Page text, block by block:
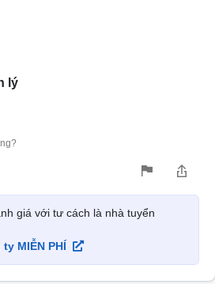
lý
giá với tư cách là nhà tuyển
MIỄN PHÍ